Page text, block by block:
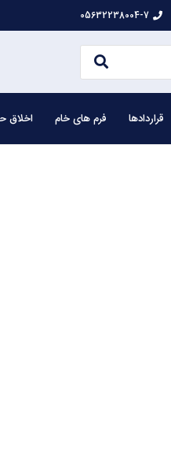
05632238004-7
قراردادها فرم های خام اخلاق